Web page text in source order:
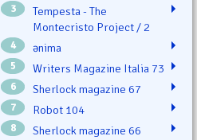
3
Tempesta - The
Montecristo Project / 2
4 ənima
5 Writers Magazine Italia 73
6 Sherlock magazine 67
7 Robot 104
8 Sherlock magazine 66